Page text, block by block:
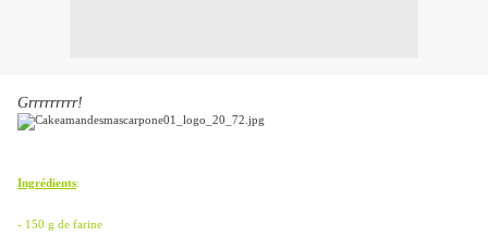
Grrrrrrrrr!
Ingrédients:
- 150 g de farine